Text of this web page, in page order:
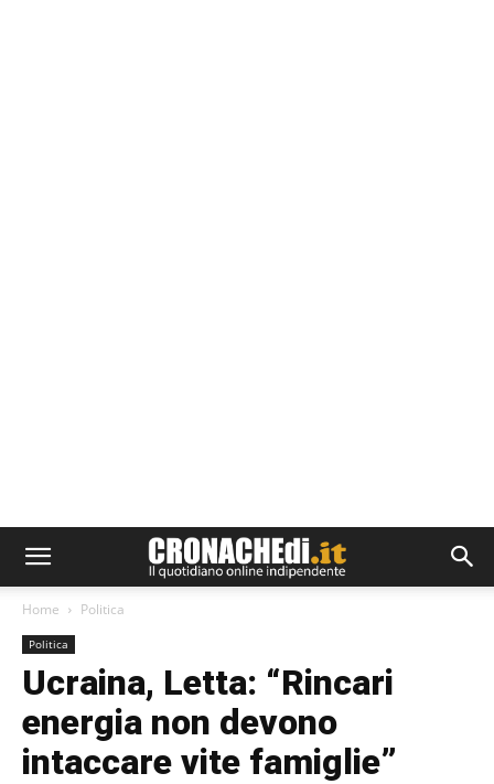
Home Politica
Politica
Ucraina, Letta: “Rincari
energia non devono
intaccare vite famiglie”